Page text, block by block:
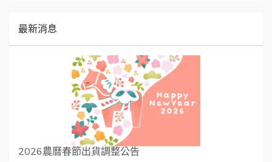
最新消息
2026農曆春節出貨調整公告